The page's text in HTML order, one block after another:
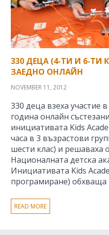
330 ДЕЦА (4-ТИ И 6-ТИ
ЗАЕДНО ОНЛАЙН
NOVEMBER 11, 2012
330 деца взеха участие
година онлайн
инициативата Kids
часа в 3 възрастови
шести клас) и решаваха
Националната детска
Инициативата Kids
програмиране) обхваща
READ MORE